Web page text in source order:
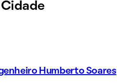
Humberto Soares